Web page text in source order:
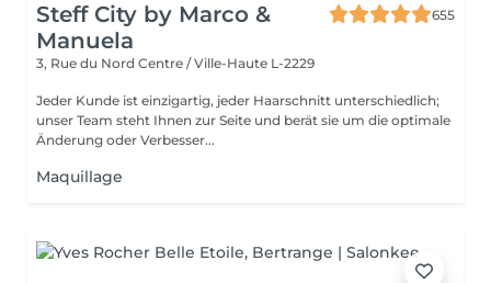
Steff City by Marco &
Manuela
655
3, Rue du Nord Centre / Ville-Haute L-2229
Jeder Kunde ist einzigartig, jeder Haarschnitt unterschiedlich;
unser Team steht Ihnen zur Seite und berät sie um die optimale
Änderung oder Verbesser...
Maquillage